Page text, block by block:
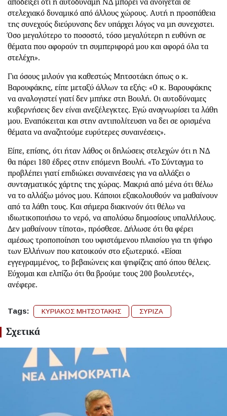
αποδείξει ότι η αυτοδύναμη ΝΔ μπορεί να ανοίγεται σε
στελεχιακό δυναμικό από άλλους χώρους. Αυτή η προσπάθεια
της συνεχούς διεύρυνσης δεν υπάρχει λόγος να μη συνεχιστει.
Όσο μεγαλύτερο το ποσοστό, τόσο μεγαλύτερη η ευθύνη σε
θέματα που αφορούν τη συμπεριφορά μου και αφορά όλα τα
στελέχη».
Για όσους μιλούν για καθεστώς Μητσοτάκη όπως ο κ.
Βαρουφάκης, είπε μεταξύ άλλων τα εξής: «Ο κ. Βαρουφάκης
να αναλογιστεί γιατί δεν μπήκε στη Βουλή. Οι αυτοδύναμες
κυβερνήσεις δεν είναι ανεξέλεγκτες. Εγώ αναγνωρίσει τα λάθη
μου. Εναπόκειται και στην αντιπολίτευση να δει σε ορισμένα
θέματα να αναζητούμε ευρύτερες συναινέσεις».
Είπε, επίσης, ότι ήταν λάθος οι δηλώσεις στελεχών ότι η ΝΔ
θα πάρει 180 έδρες στην επόμενη Βουλή. «Το Σύνταγμα το
προβλέπει γιατί επιδιώκει συναινέσεις για να αλλάξει ο
συνταγματικός χάρτης της χώρας. Μακριά από μένα ότι θέλω
να το αλλάξω μόνος μου. Κάποιοι εξακολουθούν να μαθαίνουν
από τα λάθη τους. Και σήμερα διακινούν ότι θέλω να
ιδιωτικοποιήσω το νερό, να απολύσω δημοσίους υπαλλήλους.
Δεν μαθαίνουν τίποτα», πρόσθεσε. Δήλωσε ότι θα φέρει
αμέσως τροποποίηση του υφιστάμενου πλαισίου για τη ψήφο
των Ελλήνων που κατοικούν στο εξωτερικό. «Είσαι
εγγεγραμμένος, το βεβαιώνεις και ψηφίζεις από όπου θέλεις.
Εύχομαι και ελπίζω ότι θα βρούμε τους 200 βουλευτές»,
ανέφερε.
Tags: ΚΥΡΙΑΚΟΣ ΜΗΤΣΟΤΑΚΗΣ ΣΥΡΙΖΑ
Σχετικά